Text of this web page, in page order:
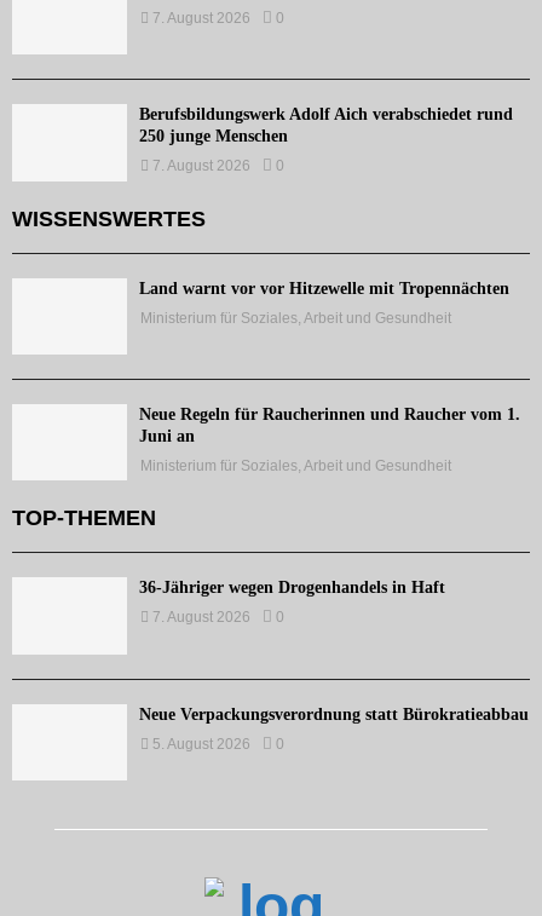
7. August 2026 0
Berufsbildungswerk Adolf Aich verabschiedet rund
250 junge Menschen
7. August 2026 0
WISSENSWERTES
Land warnt vor vor Hitzewelle mit Tropennächten
Ministerium für Soziales, Arbeit und Gesundheit
Neue Regeln für Raucherinnen und Raucher vom 1.
Juni an
Ministerium für Soziales, Arbeit und Gesundheit
TOP-THEMEN
36-Jähriger wegen Drogenhandels in Haft
7. August 2026 0
Neue Verpackungsverordnung statt Bürokratieabbau
5. August 2026 0